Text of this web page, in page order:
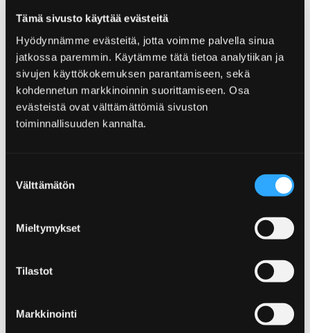
Tämä sivusto käyttää evästeitä
Hyödynnämme evästeitä, jotta voimme palvella sinua
jatkossa paremmin. Käytämme tätä tietoa analytiikan ja
sivujen käyttökokemuksen parantamiseen, sekä
kohdennetun markkinoinnin suorittamiseen. Osa
evästeistä ovat välttämättömiä sivuston
toiminnallisuuden kannalta.
valinta
Välttämätön
Mieltymykset
Tilastot
Markkinointi
abwechslungsreiche Wanderwege verwöhnen
Herz der Natur von Pori eintauchen!
Home
Sehen und Erleben
Die Veranstaltungen
hochrangigen Städter Finnlands für
leicht rund um die Stadt, weil nichts in der
ganze Jahr durch teilnehmen!